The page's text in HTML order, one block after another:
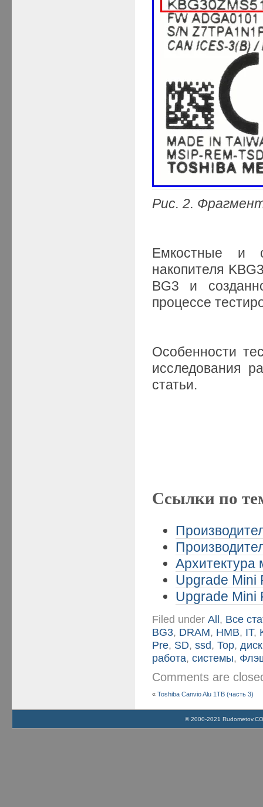
Рис. 2.
Емкостные и
накопителя
BG3 и
процессе
Особенности
исследования
статьи.
Ссылки по
Архитектура
Upgrade Mini
Upgrade Mini
Filed underAll, Все
BG3, DRAM, HMB, IT,
Pre, SD,ssd,Top,диск
работа,системы,
Comments are
«Toshiba Canvio Alu 1TB (часть 3)
© 2000-2021